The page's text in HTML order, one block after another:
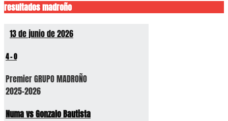
resultados madroño
13 de junio de 2026
4-0
Premier GRUPO MADROÑO
2025-2026
Numa vs Gonzalo Bautista